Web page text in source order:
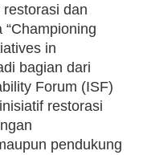
dan
in
bagian dari
Forum (ISF)
restorasi
pendukung